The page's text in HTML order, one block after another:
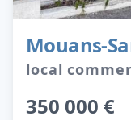
Mouans-
local
350 000 €